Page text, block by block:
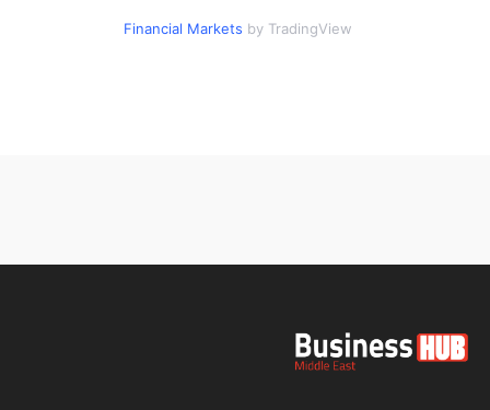
Financial Markets by TradingView